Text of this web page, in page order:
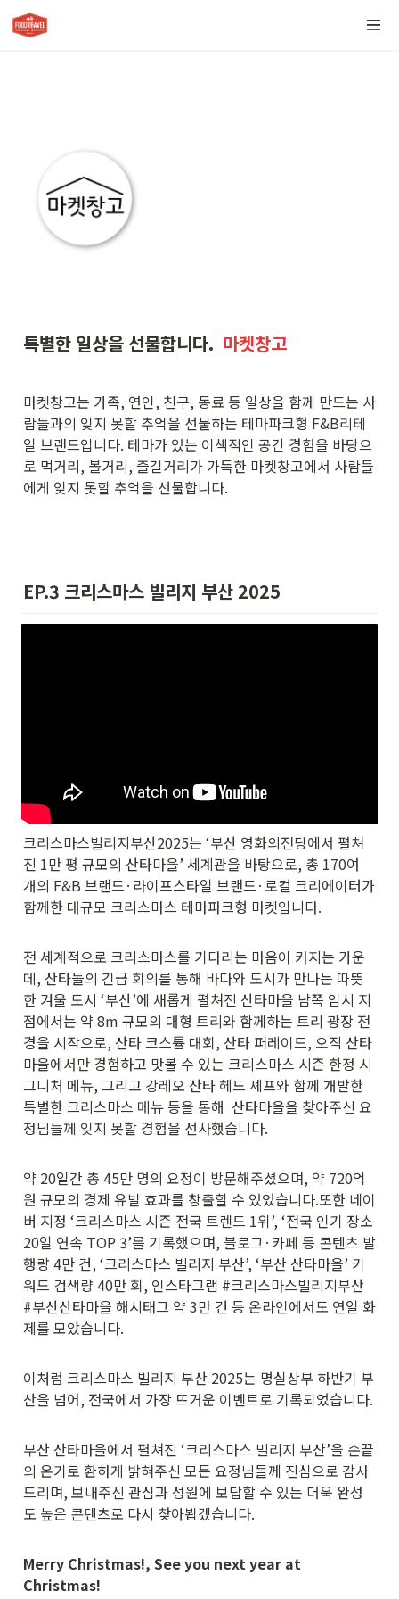
특별한 일상을 선물합니다. 마켓창고
마켓창고는 가족, 연인, 친구, 동료 등 일상을 함께 만드는 사
람들과의 잊지 못할 추억을 선물하는 테마파크형 F&B리테
일 브랜드입니다. 테마가 있는 이색적인 공간 경험을 바탕으
로 먹거리, 볼거리, 즐길거리가 가득한 마켓창고에서 사람들
에게 잊지 못할 추억을 선물합니다.
EP.3 크리스마스 빌리지 부산 2025
크리스마스빌리지부산2025는 ‘부산 영화의전당에서 펼쳐
진 1만 평 규모의 산타마을’ 세계관을 바탕으로, 총 170여
개의 F&B 브랜드·라이프스타일 브랜드·로컬 크리에이터가
함께한 대규모 크리스마스 테마파크형 마켓입니다.
전 세계적으로 크리스마스를 기다리는 마음이 커지는 가운
데, 산타들의 긴급 회의를 통해 바다와 도시가 만나는 따뜻
한 겨울 도시 ‘부산’에 새롭게 펼쳐진 산타마을 남쪽 임시 지
점에서는 약 8m 규모의 대형 트리와 함께하는 트리 광장 전
경을 시작으로, 산타 코스튬 대회, 산타 퍼레이드, 오직 산타
마을에서만 경험하고 맛볼 수 있는 크리스마스 시즌 한정 시
그니처 메뉴, 그리고 강레오 산타 헤드 셰프와 함께 개발한
특별한 크리스마스 메뉴 등을 통해  산타마을을 찾아주신 요
정님들께 잊지 못할 경험을 선사했습니다.
약 20일간 총 45만 명의 요정이 방문해주셨으며, 약 720억
원 규모의 경제 유발 효과를 창출할 수 있었습니다.또한 네이
버 지정 ‘크리스마스 시즌 전국 트렌드 1위’, ‘전국 인기 장소
20일 연속 TOP 3’를 기록했으며, 블로그·카페 등 콘텐츠 발
행량 4만 건, ‘크리스마스 빌리지 부산’, ‘부산 산타마을’ 키
워드 검색량 40만 회, 인스타그램 #크리스마스빌리지부산
#부산산타마을 해시태그 약 3만 건 등 온라인에서도 연일 화
제를 모았습니다.
이처럼 크리스마스 빌리지 부산 2025는 명실상부 하반기 부
산을 넘어, 전국에서 가장 뜨거운 이벤트로 기록되었습니다.
부산 산타마을에서 펼쳐진 ‘크리스마스 빌리지 부산’을 손끝
의 온기로 환하게 밝혀주신 모든 요정님들께 진심으로 감사
드리며, 보내주신 관심과 성원에 보답할 수 있는 더욱 완성
도 높은 콘텐츠로 다시 찾아뵙겠습니다.
Merry Christmas!, See you next year at
Christmas!